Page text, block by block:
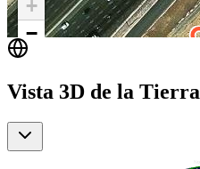
+
−
Vista 3D de la Tierra